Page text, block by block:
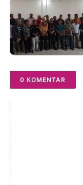
0 KOMENTAR